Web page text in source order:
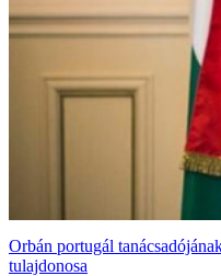
Orbán portugál
tulajdonosa